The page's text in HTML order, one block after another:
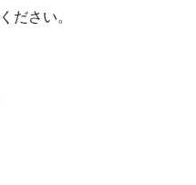
ださい。